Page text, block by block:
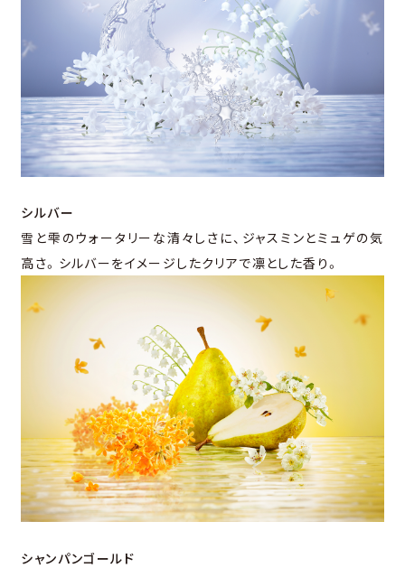
シルバー
雪と雫のウォータリーな清々しさに、ジャスミンとミュゲの気
高さ。シルバーをイメージしたクリアで凛とした香り。
シャンパンゴールド